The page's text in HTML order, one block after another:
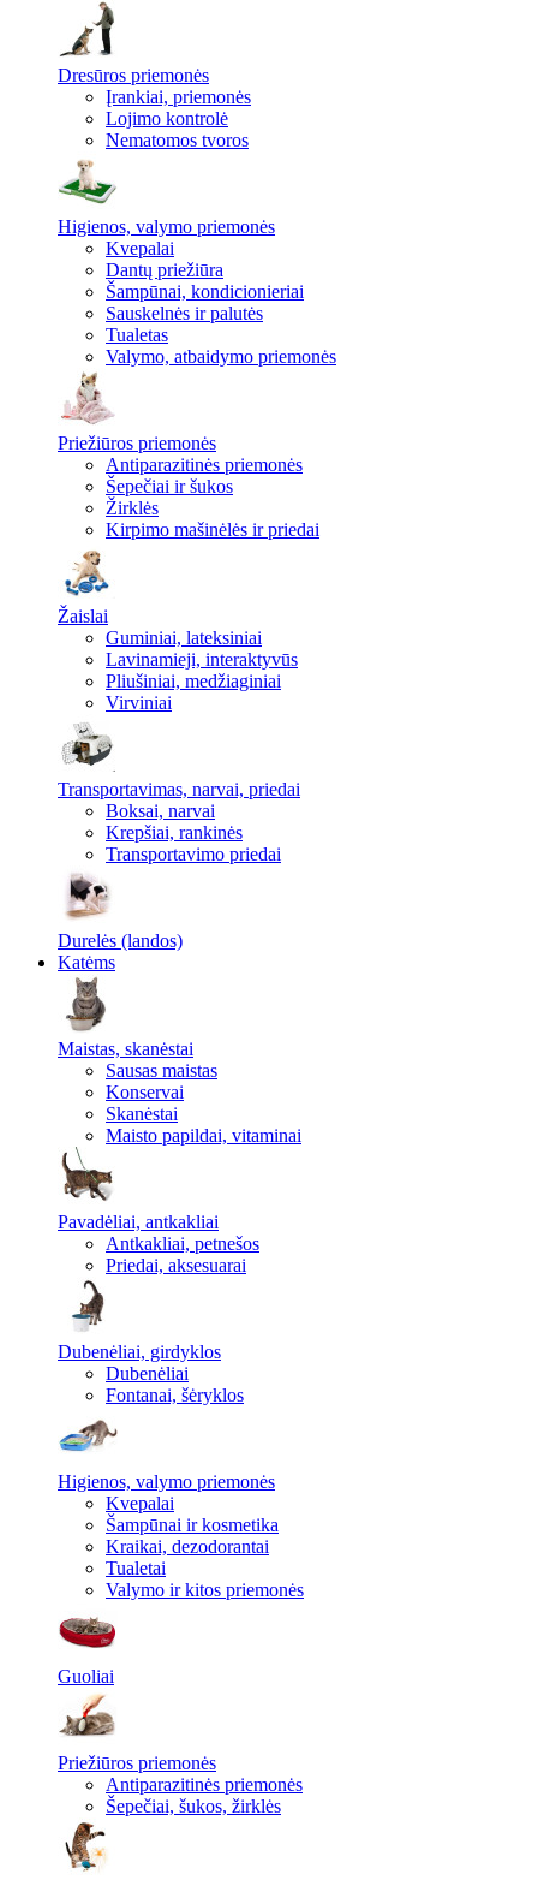
Dresūros priemonės
Įrankiai, priemonės
Lojimo kontrolė
Nematomos tvoros
Higienos, valymo priemonės
Kvepalai
Dantų priežiūra
Šampūnai, kondicionieriai
Sauskelnės ir palutės
Tualetas
Valymo, atbaidymo priemonės
Priežiūros priemonės
Antiparazitinės priemonės
Šepečiai ir šukos
Žirklės
Kirpimo mašinėlės ir priedai
Žaislai
Guminiai, lateksiniai
Lavinamieji, interaktyvūs
Pliušiniai, medžiaginiai
Virviniai
Transportavimas, narvai, priedai
Boksai, narvai
Krepšiai, rankinės
Transportavimo priedai
Durelės (landos)
Katėms
Maistas, skanėstai
Sausas maistas
Konservai
Skanėstai
Maisto papildai, vitaminai
Pavadėliai, antkakliai
Antkakliai, petnešos
Priedai, aksesuarai
Dubenėliai, girdyklos
Dubenėliai
Fontanai, šėryklos
Higienos, valymo priemonės
Kvepalai
Šampūnai ir kosmetika
Kraikai, dezodorantai
Tualetai
Valymo ir kitos priemonės
Guoliai
Priežiūros priemonės
Antiparazitinės priemonės
Šepečiai, šukos, žirklės